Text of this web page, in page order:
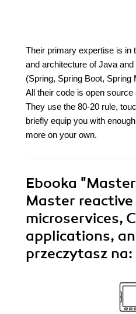
Their primary expertise is in
and architecture of Java
(Spring, Spring Boot, Spring
All their code is open
They use the 80-20 rule,
briefly equip you with
more on your own.
Ebooka
Master
microservices,
applications,
przeczytasz na: